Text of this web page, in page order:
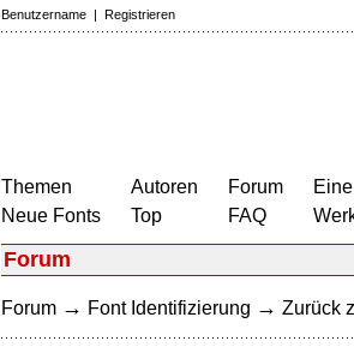
Benutzername | Registrieren
Themen
Neue Fonts
Autoren
Top
Forum
FAQ
Forum
Forum → Font Identifizierung → Zurück